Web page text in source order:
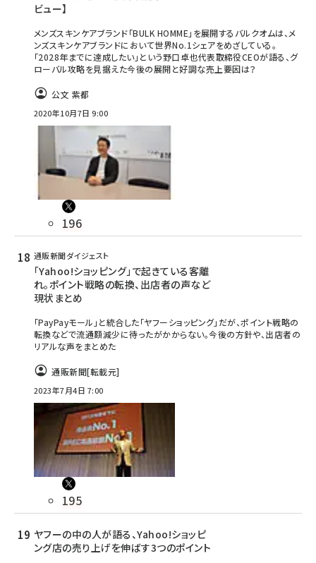
ビュー】
メンズスキンケアブランド「BULK HOMME」を展開するバルクオムは、メ
ンズスキンケアブランドにおいて世界No.1シェアをめざしている。
「2028年までに達成したい」という野口卓也代表取締役CEOが語る、グ
ローバル攻略を見据えた今後の展開と好調な売上要因は？
公文 紫都
2020年10月7日 9:00
196
通販新聞ダイジェスト
「Yahoo!ショッピング」で起きている客離
れ。ポイント戦略の転換、出店者の声など
現状まとめ
「PayPayモール」と統合した「ヤフーショッピング」だが、ポイント戦略の
転換などで流通額減少に待ったがかからない。今後の方針や、出店者の
リアルな声をまとめた
通販新聞[転載元]
2023年7月4日 7:00
195
ヤフーの中の人が語る、Yahoo!ショッピ
ング店の売り上げを伸ばす3つのポイント